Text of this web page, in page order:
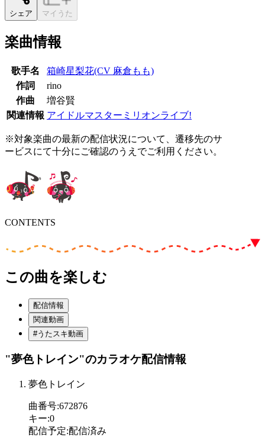
シェア マイうた
楽曲情報
歌手名
箱崎星梨花(CV 麻倉もも)
作詞
rino
作曲
増谷賢
関連情報 アイドルマスターミリオンライブ!
※対象楽曲の最新の配信状況について、遷移先のサ
ービスにて十分にご確認のうえでご利用ください。
CONTENTS
この曲を楽しむ
配信情報
関連動画
#うたスキ動画
"夢色トレイン"のカラオケ配信情報
夢色トレイン
曲番号:672876
キー:0
配信予定:配信済み